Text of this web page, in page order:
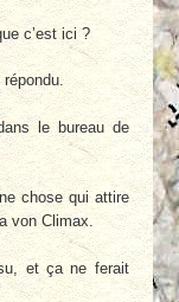
c’est ici ?
le bureau de
chose qui attire
von Climax.
et ça ne ferait